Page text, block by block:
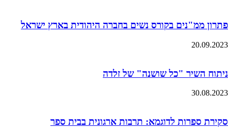
פתרון ממ"נים בקורס נשים בחברה היהודית בארץ ישראל
20.09.2023
ניתוח השיר "כל שושנה" של זלדה
30.08.2023
סקירת ספרות לדוגמא: תרבות ארגונית בבית ספר